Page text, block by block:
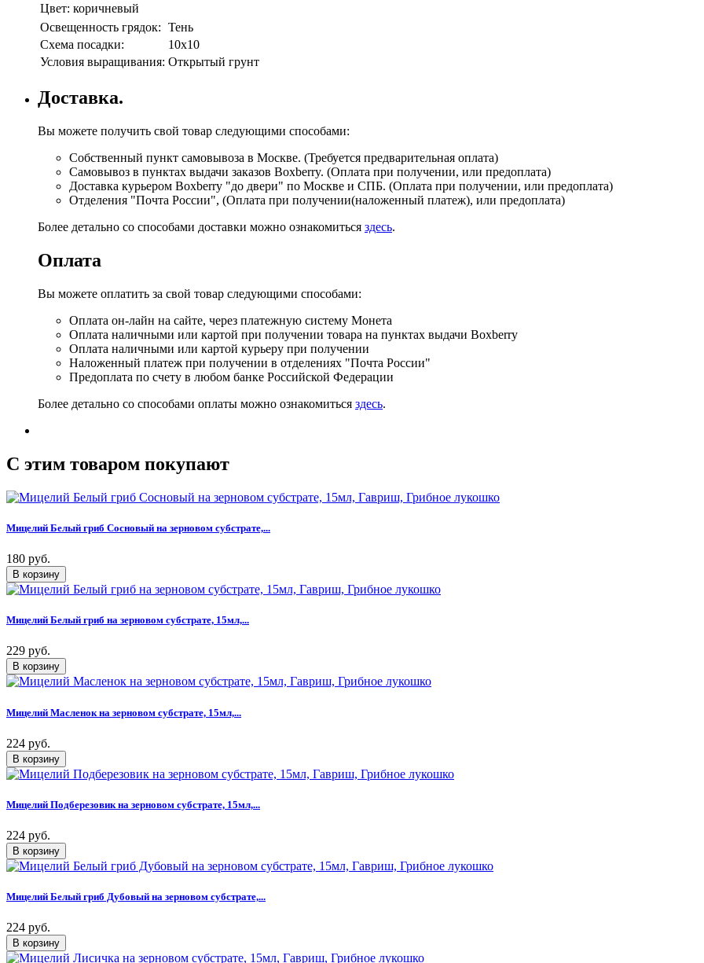
Цвет: коричневый
Освещенность грядок: Тень
Схема посадки:
10х10
Условия выращивания: Открытый грунт
Доставка.
Вы можете получить свой товар следующими способами:
Собственный пункт самовывоза в Москве. (Требуется предварительная оплата)
Самовывоз в пунктах выдачи заказов Boxberry. (Оплата при получении, или предоплата)
Доставка курьером Boxberry "до двери" по Москве и СПБ. (Оплата при получении, или предоплата)
Отделения "Почта России", (Оплата при получении(наложенный платеж), или предоплата)
Более детально со способами доставки можно ознакомиться здесь.
Оплата
Вы можете оплатить за свой товар следующими способами:
Оплата он-лайн на сайте, через платежную систему Монета
Оплата наличными или картой при получении товара на пунктах выдачи Boxberry
Оплата наличными или картой курьеру при получении
Наложенный платеж при получении в отделениях "Почта России"
Предоплата по счету в любом банке Российской Федерации
Более детально со способами оплаты можно ознакомиться здесь.
C этим товаром покупают
Мицелий Белый гриб Сосновый на зерновом субстрате,...
180 руб.
Мицелий Белый гриб на зерновом субстрате, 15мл,...
229 руб.
Мицелий Масленок на зерновом субстрате, 15мл,...
224 руб.
Мицелий Подберезовик на зерновом субстрате, 15мл,...
224 руб.
Мицелий Белый гриб Дубовый на зерновом субстрате,...
224 руб.